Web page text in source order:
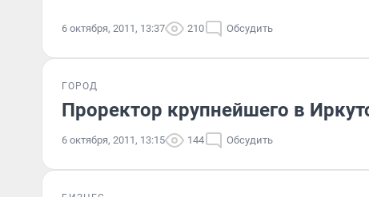
6 октября, 2011, 13:37 210 Обсудить
ГОРОД
Проректор крупнейшего в
6 октября, 2011, 13:15 144 Обсудить